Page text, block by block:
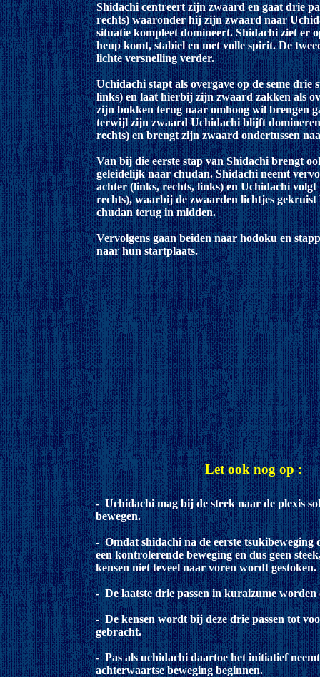
Shidachi centreert zijn zwaard en gaat drie
rechts) waaronder hij zijn zwaard naar
situatie kompleet domineert. Shidachi ziet er
heup komt, stabiel en met volle spirit. De
lichte versnelling verder.
Uchidachi stapt als overgave op de seme drie
links) en laat hierbij zijn zwaard zakken als
zijn bokken terug naar omhoog wil brengen
terwijl zijn zwaard Uchidachi blijft
rechts) en brengt zijn zwaard ondertussen
Van bij die eerste stap van Shidachi brengt
geleidelijk naar chudan. Shidachi neemt
achter (links, rechts, links) en Uchidachi
rechts), waarbij de zwaarden lichtjes
chudan terug in midden.
Vervolgens gaan beiden naar hodoku en
naar hun startplaats.
Let ook nog op :
- Uchidachi mag bij de steek naar de plexis
bewegen.
- Omdat shidachi na de eerste tsukibeweging
een kontrolerende beweging en dus geen
kensen niet teveel naar voren wordt gestoken.
- De laatste drie passen in kuraizume worden
- De kensen wordt bij deze drie passen tot
gebracht.
- Pas als uchidachi daartoe het initiatief
achterwaartse beweging beginnen.